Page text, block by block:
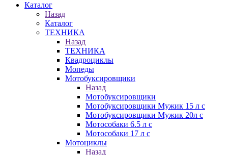
Каталог
Назад
Каталог
ТЕХНИКА
Назад
ТЕХНИКА
Квадроциклы
Мопеды
Мотобуксировщики
Назад
Мотобуксировщики
Мотобуксировщики Мужик 15 л с
Мотобуксировщики Мужик 20л с
Мотособаки 6.5 л с
Мотособаки 17 л с
Мотоциклы
Назад